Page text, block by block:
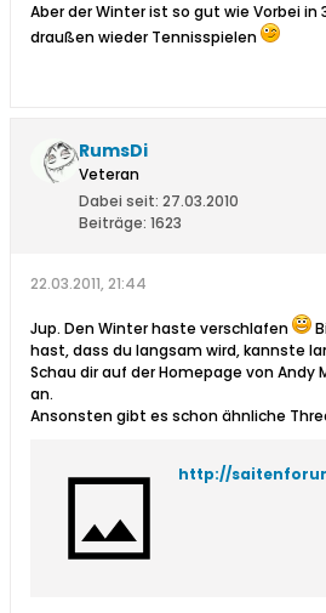
Aber der Winter ist so gut wie Vorbei
draußen wieder Tennisspielen
RumsDi
Veteran
Dabei seit: 27.03.2010
Beiträge: 1623
22.03.2011, 21:44
Jup. Den Winter haste verschlafen
hast, dass du langsam wird, kannste
Schau dir auf der Homepage von Andy
an.
Ansonsten gibt es schon ähnliche